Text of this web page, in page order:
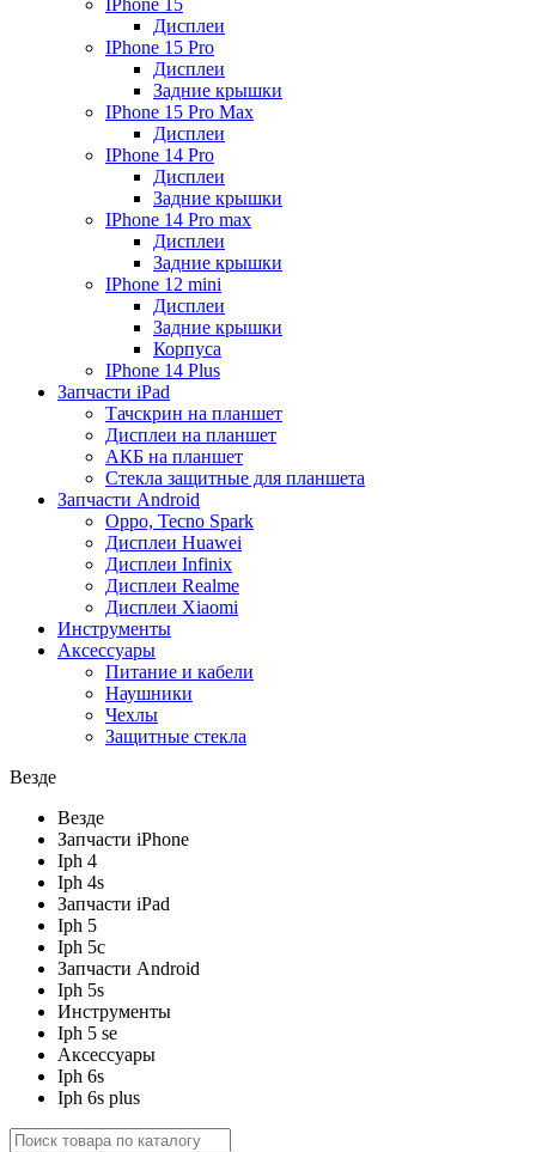
IPhone 15
Дисплеи
IPhone 15 Pro
Дисплеи
Задние крышки
IPhone 15 Pro Max
Дисплеи
IPhone 14 Pro
Дисплеи
Задние крышки
IPhone 14 Pro max
Дисплеи
Задние крышки
IPhone 12 mini
Дисплеи
Задние крышки
Корпуса
IPhone 14 Plus
Запчасти iPad
Тачскрин на планшет
Дисплеи на планшет
АКБ на планшет
Стекла защитные для планшета
Запчасти Android
Oppo, Tecno Spark
Дисплеи Huawei
Дисплеи Infinix
Дисплеи Realme
Дисплеи Xiaomi
Инструменты
Аксессуары
Питание и кабели
Наушники
Чехлы
Защитные стекла
Везде
Везде
Запчасти iPhone
Iph 4
Iph 4s
Запчасти iPad
Iph 5
Iph 5c
Запчасти Android
Iph 5s
Инструменты
Iph 5 se
Аксессуары
Iph 6s
Iph 6s plus